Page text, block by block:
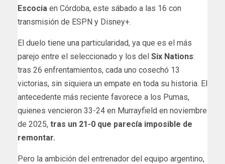
Escocia en Córdoba, este sábado a las 16 con
transmisión de ESPN y Disney+.
El duelo tiene una particularidad, ya que es el más
parejo entre el seleccionado y los del Six Nations:
tras 26 enfrentamientos, cada uno cosechó 13
victorias, sin siquiera un empate en toda su historia. El
antecedente más reciente favorece a los Pumas,
quienes vencieron 33-24 en Murrayfield en noviembre
de 2025, tras un 21-0 que parecía imposible de
remontar.
Pero la ambición del entrenador del equipo argentino,